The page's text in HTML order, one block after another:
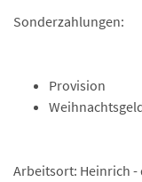
Sonderzahlungen:
Provision
Arbeitsort: Heinrich -